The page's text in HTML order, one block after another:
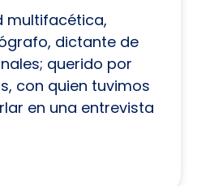
multifacética,
dictante de
querido por
con quien tuvimos
en una entrevista